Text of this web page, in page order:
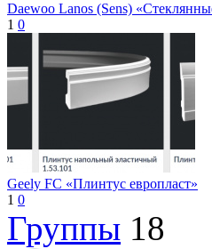
Daewoo Lanos (Sens)
1 0
Geely FC «Плинтус европласт»
1 0
Группы 18